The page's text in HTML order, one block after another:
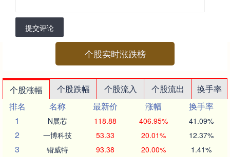
提交评论
个股实时涨跌榜
个股涨幅 个股跌幅 个股流入 个股流出
换手率
排名
名称 最新价 涨幅
换手率
1
N展芯 118.88 406.95% 41.09%
2 一博科技 53.33 20.01% 12.37%
3 锴威特 93.38 20.00% 1.41%